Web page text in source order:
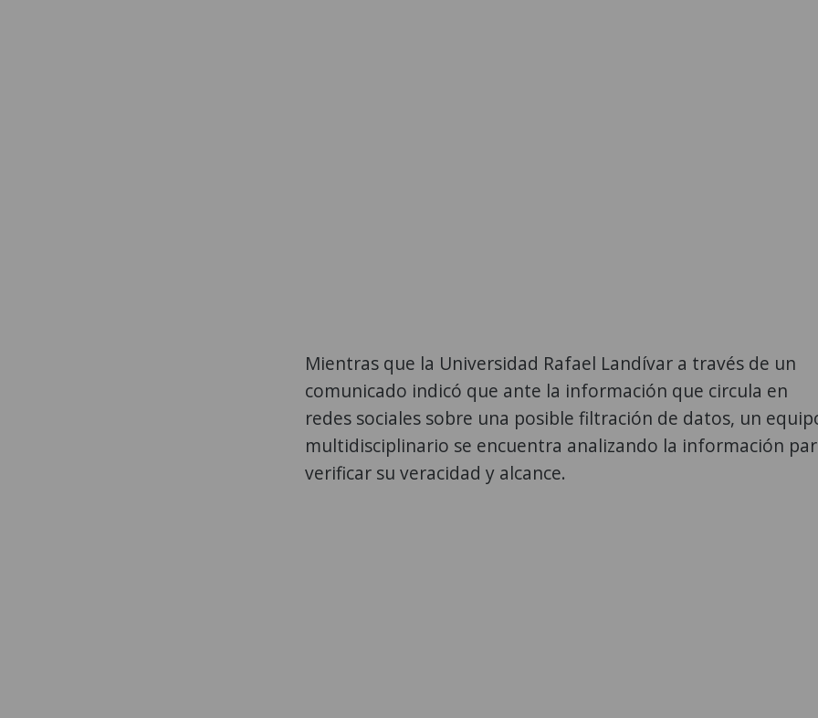
Mientras que la Universidad Rafael Landívar a través de un
comunicado indicó que ante la información que circula en
redes sociales sobre una posible filtración de datos, un
multidisciplinario se encuentra analizando la información
verificar su veracidad y alcance.